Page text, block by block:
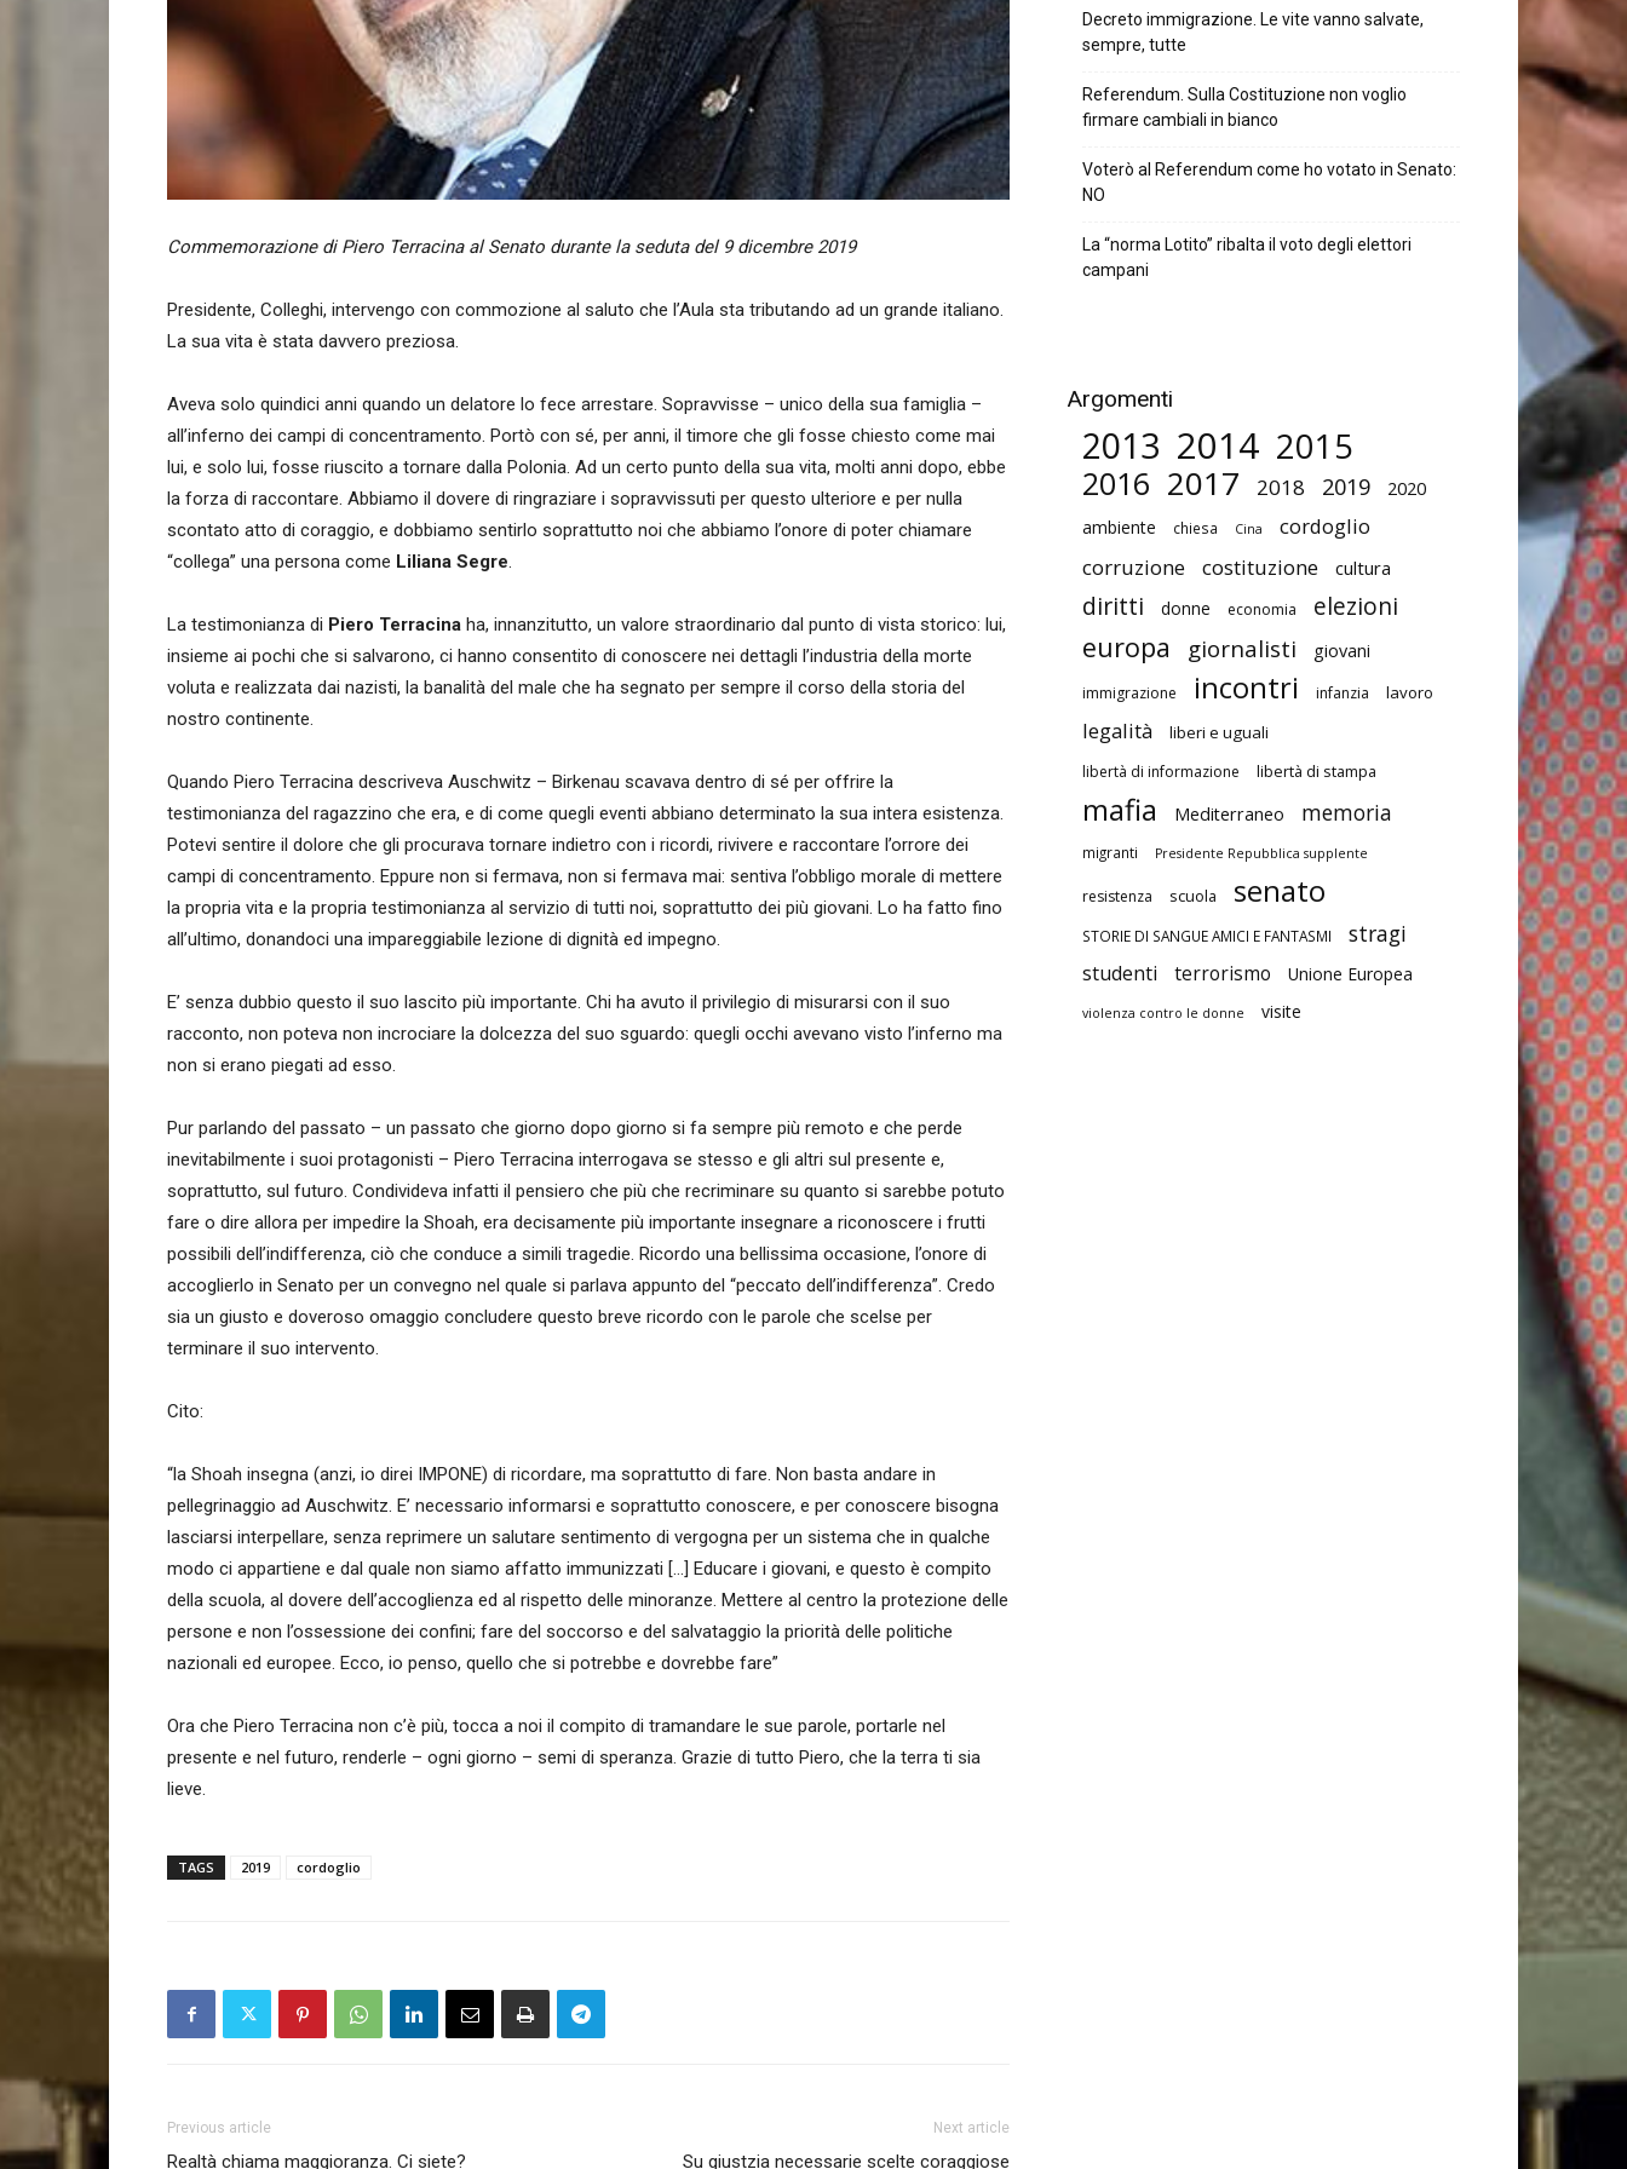
Commemorazione di Piero Terracina al Senato durante la seduta del 9 dicembre 2019
Presidente, Colleghi, intervengo con commozione al saluto che l’Aula sta tributando ad un grande italiano.
La sua vita è stata davvero preziosa.
Aveva solo quindici anni quando un delatore lo fece arrestare. Sopravvisse – unico della sua famiglia –
all’inferno dei campi di concentramento. Portò con sé, per anni, il timore che gli fosse chiesto come mai
lui, e solo lui, fosse riuscito a tornare dalla Polonia. Ad un certo punto della sua vita, molti anni dopo, ebbe
la forza di raccontare. Abbiamo il dovere di ringraziare i sopravvissuti per questo ulteriore e per nulla
scontato atto di coraggio, e dobbiamo sentirlo soprattutto noi che abbiamo l’onore di poter chiamare
“collega” una persona come Liliana Segre.
La testimonianza di Piero Terracina ha, innanzitutto, un valore straordinario dal punto di vista storico: lui,
insieme ai pochi che si salvarono, ci hanno consentito di conoscere nei dettagli l’industria della morte
voluta e realizzata dai nazisti, la banalità del male che ha segnato per sempre il corso della storia del
nostro continente.
Quando Piero Terracina descriveva Auschwitz – Birkenau scavava dentro di sé per offrire la
testimonianza del ragazzino che era, e di come quegli eventi abbiano determinato la sua intera esistenza.
Potevi sentire il dolore che gli procurava tornare indietro con i ricordi, rivivere e raccontare l’orrore dei
campi di concentramento. Eppure non si fermava, non si fermava mai: sentiva l’obbligo morale di mettere
la propria vita e la propria testimonianza al servizio di tutti noi, soprattutto dei più giovani. Lo ha fatto fino
all’ultimo, donandoci una impareggiabile lezione di dignità ed impegno.
E’ senza dubbio questo il suo lascito più importante. Chi ha avuto il privilegio di misurarsi con il suo
racconto, non poteva non incrociare la dolcezza del suo sguardo: quegli occhi avevano visto l’inferno ma
non si erano piegati ad esso.
Pur parlando del passato – un passato che giorno dopo giorno si fa sempre più remoto e che perde
inevitabilmente i suoi protagonisti – Piero Terracina interrogava se stesso e gli altri sul presente e,
soprattutto, sul futuro. Condivideva infatti il pensiero che più che recriminare su quanto si sarebbe potuto
fare o dire allora per impedire la Shoah, era decisamente più importante insegnare a riconoscere i frutti
possibili dell’indifferenza, ciò che conduce a simili tragedie. Ricordo una bellissima occasione, l’onore di
accoglierlo in Senato per un convegno nel quale si parlava appunto del “peccato dell’indifferenza”. Credo
sia un giusto e doveroso omaggio concludere questo breve ricordo con le parole che scelse per
terminare il suo intervento.
Cito:
“la Shoah insegna (anzi, io direi IMPONE) di ricordare, ma soprattutto di fare. Non basta andare in
pellegrinaggio ad Auschwitz. E’ necessario informarsi e soprattutto conoscere, e per conoscere bisogna
lasciarsi interpellare, senza reprimere un salutare sentimento di vergogna per un sistema che in qualche
modo ci appartiene e dal quale non siamo affatto immunizzati […] Educare i giovani, e questo è compito
della scuola, al dovere dell’accoglienza ed al rispetto delle minoranze. Mettere al centro la protezione delle
persone e non l’ossessione dei confini; fare del soccorso e del salvataggio la priorità delle politiche
nazionali ed europee. Ecco, io penso, quello che si potrebbe e dovrebbe fare”
Ora che Piero Terracina non c’è più, tocca a noi il compito di tramandare le sue parole, portarle nel
presente e nel futuro, renderle – ogni giorno – semi di speranza. Grazie di tutto Piero, che la terra ti sia
lieve.
TAGS 2019 cordoglio
Previous article
Realtà chiama maggioranza. Ci siete?
Next article
Su giustzia necessarie scelte coraggiose
Decreto immigrazione. Le vite vanno salvate,
sempre, tutte
Referendum. Sulla Costituzione non voglio
firmare cambiali in bianco
Voterò al Referendum come ho votato in Senato:
NO
La “norma Lotito” ribalta il voto degli elettori
campani
Argomenti
2013 2014 2015
2016 2017 2018 2019 2020
ambiente chiesa Cina
cordoglio
corruzione
costituzione cultura
diritti donne economia elezioni
europa giornalisti giovani
immigrazione incontri infanzia lavoro
legalità liberi e uguali
libertà di informazione libertà di stampa
mafia Mediterraneo memoria
migranti Presidente Repubblica supplente
resistenza scuola senato
STORIE DI SANGUE AMICI E FANTASMI stragi
studenti terrorismo Unione Europea
violenza contro le donne visite